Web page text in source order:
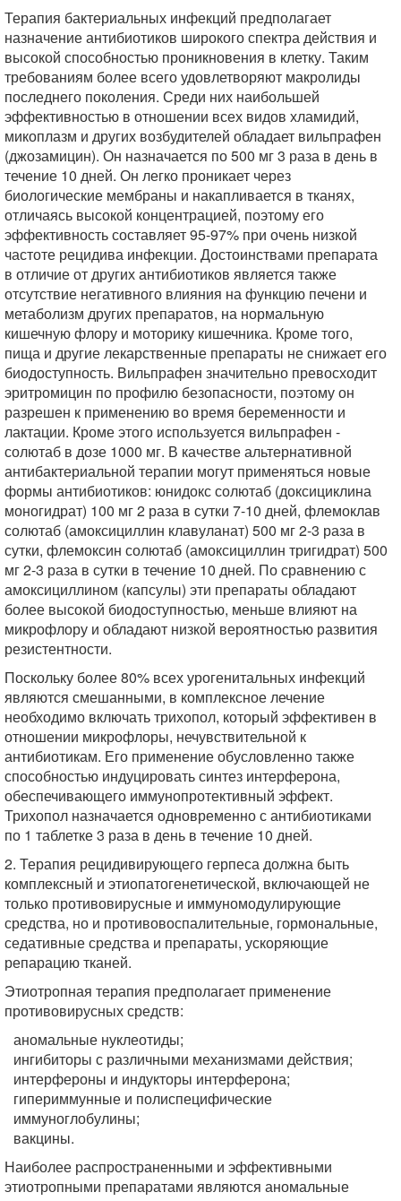
Терапия бактериальных инфекций предполагает
назначение антибиотиков широкого спектра действия и
высокой способностью проникновения в клетку. Таким
требованиям более всего удовлетворяют макролиды
последнего поколения. Среди них наибольшей
эффективностью в отношении всех видов хламидий,
микоплазм и других возбудителей обладает вильпрафен
(джозамицин). Он назначается по 500 мг 3 раза в день в
течение 10 дней. Он легко проникает через
биологические мембраны и накапливается в тканях,
отличаясь высокой концентрацией, поэтому его
эффективность составляет 95-97% при очень низкой
частоте рецидива инфекции. Достоинствами препарата
в отличие от других антибиотиков является также
отсутствие негативного влияния на функцию печени и
метаболизм других препаратов, на нормальную
кишечную флору и моторику кишечника. Кроме того,
пища и другие лекарственные препараты не снижает его
биодоступность. Вильпрафен значительно превосходит
эритромицин по профилю безопасности, поэтому он
разрешен к применению во время беременности и
лактации. Кроме этого используется вильпрафен -
солютаб в дозе 1000 мг. В качестве альтернативной
антибактериальной терапии могут применяться новые
формы антибиотиков: юнидокс солютаб (доксициклина
моногидрат) 100 мг 2 раза в сутки 7-10 дней, флемоклав
солютаб (амоксициллин клавуланат) 500 мг 2-3 раза в
сутки, флемоксин солютаб (амоксициллин тригидрат) 500
мг 2-3 раза в сутки в течение 10 дней. По сравнению с
амоксициллином (капсулы) эти препараты обладают
более высокой биодоступностью, меньше влияют на
микрофлору и обладают низкой вероятностью развития
резистентности.
Поскольку более 80% всех урогенитальных инфекций
являются смешанными, в комплексное лечение
необходимо включать трихопол, который эффективен в
отношении микрофлоры, нечувствительной к
антибиотикам. Его применение обусловленно также
способностью индуцировать синтез интерферона,
обеспечивающего иммунопротективный эффект.
Трихопол назначается одновременно с антибиотиками
по 1 таблетке 3 раза в день в течение 10 дней.
2. Терапия рецидивирующего герпеса должна быть
комплексный и этиопатогенетической, включающей не
только противовирусные и иммуномодулирующие
средства, но и противовоспалительные, гормональные,
седативные средства и препараты, ускоряющие
репарацию тканей.
Этиотропная терапия предполагает применение
противовирусных средств:
аномальные нуклеотиды;
ингибиторы с различными механизмами действия;
интерфероны и индукторы интерферона;
гипериммунные и полиспецифические
иммуноглобулины;
вакцины.
Наиболее распространенными и эффективными
этиотропными препаратами являются аномальные